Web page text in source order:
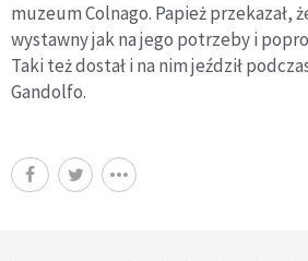
muzeum Colnago. Papież przekazał,
wystawny jak na jego potrzeby i
Taki też dostał i na nim jeździł
Gandolfo.